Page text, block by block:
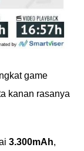
game
kanan rasanya
3.300mAh,